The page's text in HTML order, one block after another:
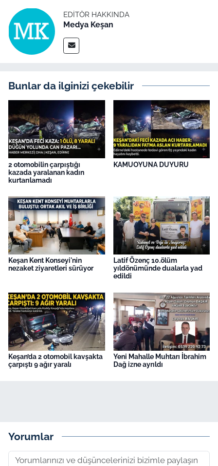
EDITÖR HAKKINDA
Medya Keşan
Bunlar da ilginizi çekebilir
2 otomobilin çarpıştığı
kazada yaralanan kadın
kurtarılamadı
KAMUOYUNA DUYURU
Keşan Kent Konseyi'nin
nezaket ziyaretleri sürüyor
Latif Özenç 10.ölüm
yıldönümünde dualarla yad
edildi
Keşan’da 2 otomobil kavşakta
çarpıştı 9 ağır yaralı
Yeni Mahalle Muhtarı İbrahim
Dağ izne ayrıldı
Yorumlar